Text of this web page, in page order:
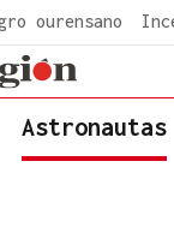
ourensano
Astronautas